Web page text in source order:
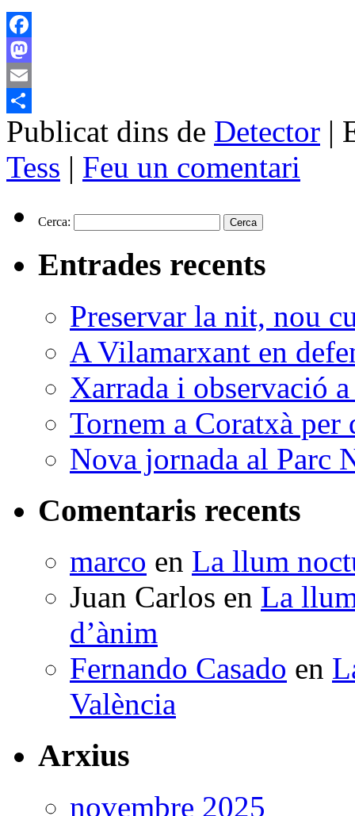
Facebook
Mastodon
Email
Comparteix
Publicat dins de Detector |
Tess | Feu un comentari
Cerca:
Entrades recents
Preservar la nit, nou
A Vilamarxant en
Xarrada i observació
Tornem a Coratxà per
Nova jornada al Parc
Comentaris recents
marco en La llum
Juan Carlos en La
d’ànim
Fernando Casado en
València
Arxius
novembre 2025